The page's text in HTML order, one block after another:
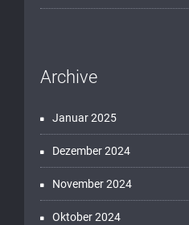
Archive
Januar 2025
Dezember 2024
November 2024
Oktober 2024